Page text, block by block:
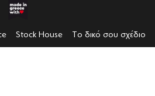
Stock House Το δικό σου σχέδιο